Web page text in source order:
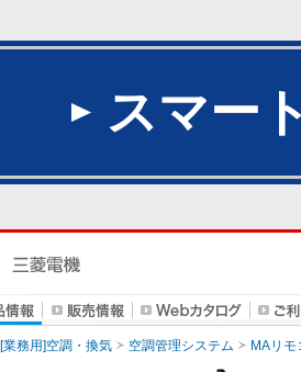
スマー
[業務用]空調・換気 空調管理システム MAリモ